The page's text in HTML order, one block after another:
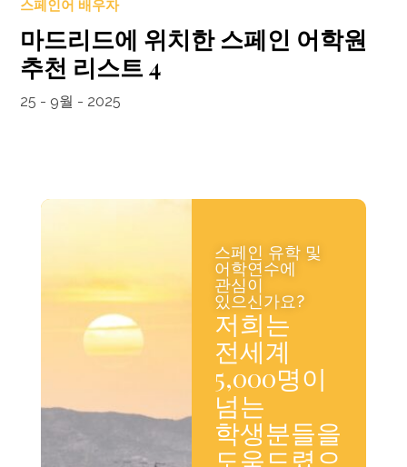
스페인어 배우자
마드리드에 위치한 스페인 어학원
추천 리스트 4
25 - 9월 - 2025
스페인 유학 및
어학연수에
관심이
있으신가요?
저희는
전세계
5,000명이
넘는
학생분들을
도움드렸으